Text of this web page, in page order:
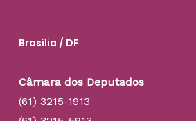
Brasília / DF
Câmara dos Deputados
(61) 3215-1913